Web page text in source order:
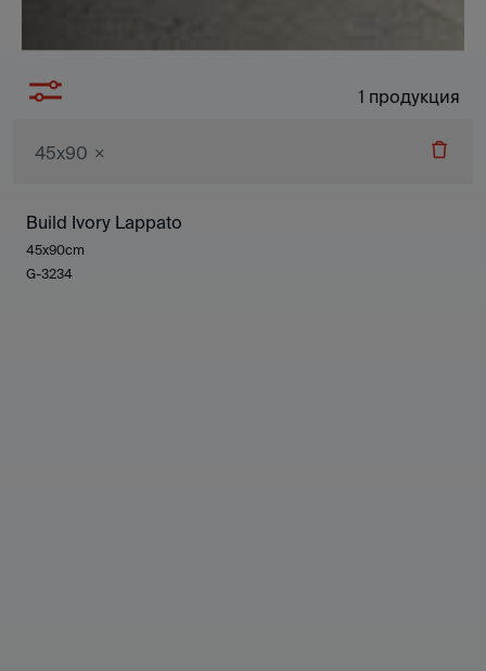
1 продукция
45x90
Build Ivory Lappato
45x90cm
G-3234